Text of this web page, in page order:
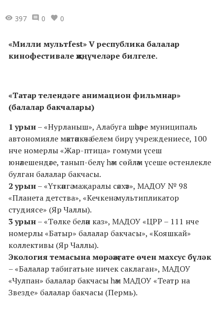
397 0 0
«Милли мультfest» V республика балалар
кинофестивале җиңүчеләре билгеле.
«Татар телендәге анимацион фильмнар»
(балалар бакчалары)
1 урын– «Нурланыш», Алабуга шәһәре муниципаль
автономияле мәктәпкәчә белем бирү учреждениесе, 100
нче номерлы «Жар-птица» гомуми үсеш
юнәлешендәге, танып-белү һәм сөйләм үсеше өстенлекле
булган балалар бакчасы.
2 урын– «Үткәнгә маҗаралы сәяхәт», МАДОУ № 98
«Планета детства», «Кечкенә мультипликатор
студиясе» (Яр Чаллы).
3 урын– «Төлке белән каз», МАДОУ «ЦРР – 111 нче
номерлы «Батыр» балалар бакчасы», «Кояшкай»
коллективы (Яр Чаллы).
Экология темасына мөрәҗәгате өчен махсус бүләк
– «Балалар табигатьне ничек саклаган», МАДОУ
«Чулпан» балалар бакчасы һәм МАДОУ «Театр на
Звезде» балалар бакчасы (Пермь).